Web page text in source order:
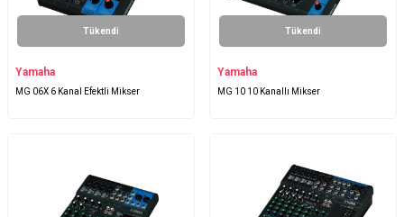
Tükendi
Yamaha
MG 06X 6 Kanal Efektli Mikser
Tükendi
Yamaha
MG 10 10 Kanallı Mikser